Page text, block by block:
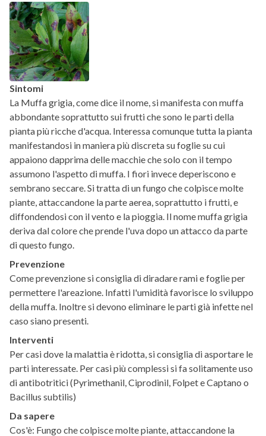
Sintomi
La Muffa grigia, come dice il nome, si manifesta con muffa
abbondante soprattutto sui frutti che sono le parti della
pianta più ricche d'acqua. Interessa comunque tutta la pianta
manifestandosi in maniera più discreta su foglie su cui
appaiono dapprima delle macchie che solo con il tempo
assumono l'aspetto di muffa. I fiori invece deperiscono e
sembrano seccare. Si tratta di un fungo che colpisce molte
piante, attaccandone la parte aerea, soprattutto i frutti, e
diffondendosi con il vento e la pioggia. Il nome muffa grigia
deriva dal colore che prende l'uva dopo un attacco da parte
di questo fungo.
Prevenzione
Come prevenzione si consiglia di diradare rami e foglie per
permettere l'areazione. Infatti l'umidità favorisce lo sviluppo
della muffa. Inoltre si devono eliminare le parti già infette nel
caso siano presenti.
Interventi
Per casi dove la malattia è ridotta, si consiglia di asportare le
parti interessate. Per casi più complessi si fa solitamente uso
di antibotritici (Pyrimethanil, Ciprodinil, Folpet e Captano o
Bacillus subtilis)
Da sapere
Cos'è: Fungo che colpisce molte piante, attaccandone la